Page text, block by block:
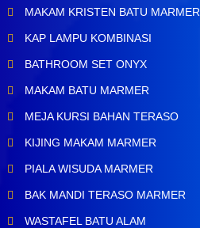
MAKAM KRISTEN BATU MARMER
KAP LAMPU KOMBINASI
BATHROOM SET ONYX
MAKAM BATU MARMER
MEJA KURSI BAHAN TERASO
KIJING MAKAM MARMER
PIALA WISUDA MARMER
BAK MANDI TERASO MARMER
WASTAFEL BATU ALAM